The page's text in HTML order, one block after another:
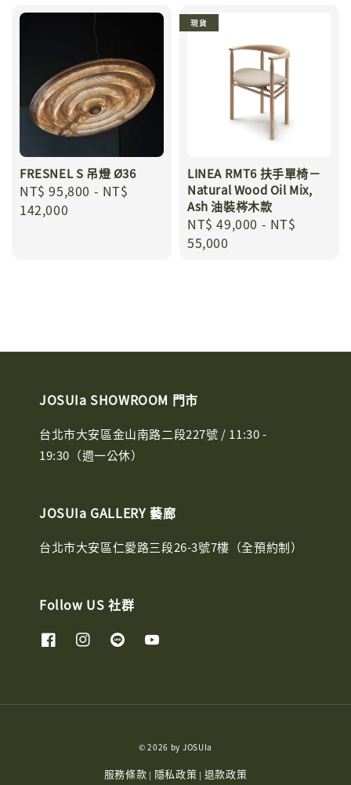
FRESNEL S 吊燈 Ø36
Regular
price
NT$ 95,800 - NT$
142,000
現貨
LINEA RMT6 扶手單椅－
Natural Wood Oil Mix,
Ash 油裝梣木款
Regular
price
NT$ 49,000 - NT$
55,000
JOSUIa SHOWROOM 門市
台北市大安區金山南路二段227號 / 11:30 -
19:30（週一公休）
JOSUIa GALLERY 藝廊
台北市大安區仁愛路三段26-3號7樓（全預約制）
Follow US 社群
© 2026 by JOSUIa
服務條款 | 隱私政策 | 退款政策